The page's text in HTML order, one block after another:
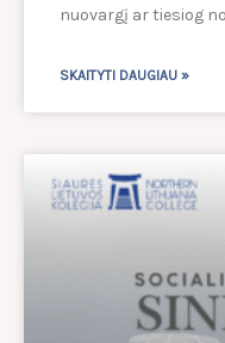
nuovargį ar tiesiog
SKAITYTI DAUGIAU »